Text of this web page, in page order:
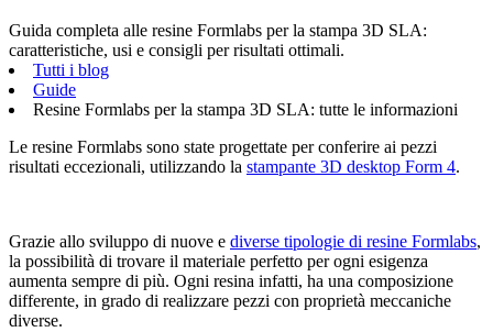
Guida completa alle resine Formlabs per la stampa 3D SLA:
caratteristiche, usi e consigli per risultati ottimali.
Tutti i blog
Guide
Resine Formlabs per la stampa 3D SLA: tutte le informazioni
Le resine Formlabs sono state progettate per conferire ai pezzi
risultati eccezionali, utilizzando la stampante 3D desktop Form 4.
Grazie allo sviluppo di nuove e diverse tipologie di resine Formlabs,
la possibilità di trovare il materiale perfetto per ogni esigenza
aumenta sempre di più. Ogni resina infatti, ha una composizione
differente, in grado di realizzare pezzi con proprietà meccaniche
diverse.